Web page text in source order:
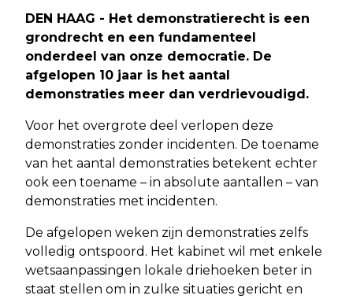
DEN HAAG - Het demonstratierecht is een
grondrecht en een fundamenteel
onderdeel van onze democratie. De
afgelopen 10 jaar is het aantal
demonstraties meer dan verdrievoudigd.
Voor het overgrote deel verlopen deze
demonstraties zonder incidenten. De toename
van het aantal demonstraties betekent echter
ook een toename – in absolute aantallen – van
demonstraties met incidenten.
De afgelopen weken zijn demonstraties zelfs
volledig ontspoord. Het kabinet wil met enkele
wetsaanpassingen lokale driehoeken beter in
staat stellen om in zulke situaties gericht en